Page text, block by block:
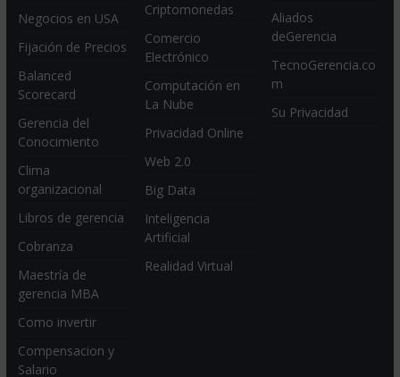
Negocios en USA
Fijación de Precios
Balanced
Scorecard
Gerencia del
Conocimiento
Clima
organizacional
Libros de gerencia
Cobranza
Maestría de
gerencia MBA
Como invertir
Compensacion y
Salario
Criptomonedas
Comercio
Electrónico
Computación en
La Nube
Privacidad Online
Web 2.0
Big Data
Inteligencia
Artificial
Realidad Virtual
Aliados
deGerencia
TecnoGerencia.co
m
Su Privacidad